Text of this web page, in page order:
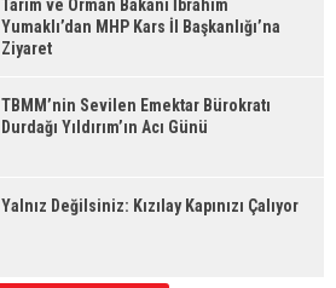
Tarım ve Orman Bakanı İbrahim
Yumaklı’dan MHP Kars İl Başkanlığı’na
Ziyaret
TBMM’nin Sevilen Emektar Bürokratı
Durdağı Yıldırım’ın Acı Günü
Yalnız Değilsiniz: Kızılay Kapınızı Çalıyor